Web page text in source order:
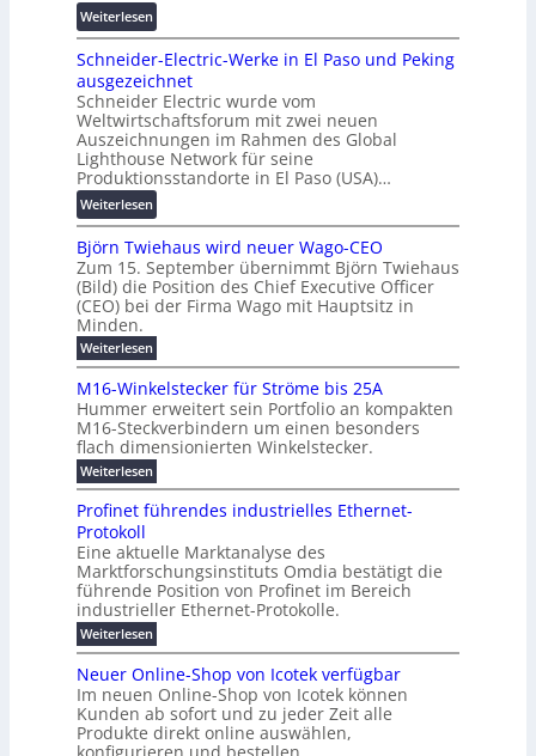
r
e
n
r
u
n
g
s
l
ö
s
u
n
g
e
n
t
G
e
r
ä
t
e
s
c
h
u
t
z
u
n
d
d
i
g
t
a
l
r
a
n
s
p
a
r
e
n
z
l
t
e
N
H
-
S
i
c
h
r
u
n
s
l
a
s
t
s
c
h
a
t
l
e
i
s
t
n
e
t
e
i
l
i
g
u
n
g
e
i
m
2
6
E
u
r
o
p
e
n
E
t
h
e
r
a
t
P
Weiterlesen:
D
e
h
n
e
r
w
e
i
t
e
r
t
K
a
p
a
z
i
t
ä
t
e
f
ü
d
e
e
u
r
o
Schneider-Electric-Werke in El Paso und Peking
ausgezeichnet
Schneider Electric wurde vom
Weltwirtschaftsforum mit zwei neuen
Auszeichnungen im Rahmen des Global
Lighthouse Network für seine
Produktionsstandorte in El Paso (USA)…
Weiterlesen:
S
c
h
n
e
d
e
r
-
E
l
e
c
r
i
W
e
r
e
i
Björn Twiehaus wird neuer Wago-CEO
Zum 15. September übernimmt Björn Twiehaus
(Bild) die Position des Chief Executive Officer
(CEO) bei der Firma Wago mit Hauptsitz in
Minden.
Weiterlesen:
B
ö
r
n
T
w
i
h
u
s
w
r
d
n
e
u
r
W
a
M16-Winkelstecker für Ströme bis 25A
Hummer erweitert sein Portfolio an kompakten
M16-Steckverbindern um einen besonders
flach dimensionierten Winkelstecker.
Weiterlesen:
M
1
6
W
i
n
k
e
l
s
t
e
c
k
e
Profinet führendes industrielles Ethernet-
Protokoll
Eine aktuelle Marktanalyse des
Marktforschungsinstituts Omdia bestätigt die
führende Position von Profinet im Bereich
industrieller Ethernet-Protokolle.
Weiterlesen:
P
r
o
i
n
e
Neuer Online-Shop von Icotek verfügbar
Im neuen Online-Shop von Icotek können
Kunden ab sofort und zu jeder Zeit alle
Produkte direkt online auswählen,
konfigurieren und bestellen.